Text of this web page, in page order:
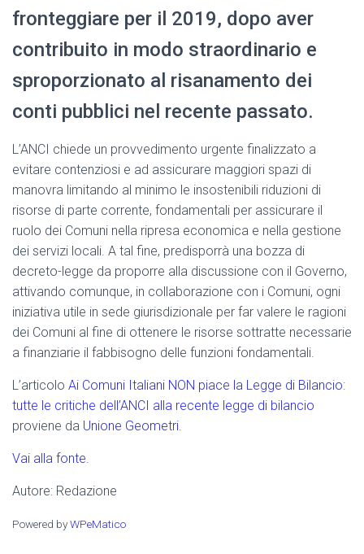
fronteggiare per il 2019, dopo aver
contribuito in modo straordinario e
sproporzionato al risanamento dei
conti pubblici nel recente passato.
L’ANCI chiede un provvedimento urgente finalizzato a
evitare contenziosi e ad assicurare maggiori spazi di
manovra limitando al minimo le insostenibili riduzioni di
risorse di parte corrente, fondamentali per assicurare il
ruolo dei Comuni nella ripresa economica e nella gestione
dei servizi locali. A tal fine, predisporrà una bozza di
decreto-legge da proporre alla discussione con il Governo,
attivando comunque, in collaborazione con i Comuni, ogni
iniziativa utile in sede giurisdizionale per far valere le ragioni
dei Comuni al fine di ottenere le risorse sottratte necessarie
a finanziarie il fabbisogno delle funzioni fondamentali.
L’articolo Ai Comuni Italiani NON piace la Legge di Bilancio:
tutte le critiche dell’ANCI alla recente legge di bilancio
proviene da Unione Geometri.
Vai alla fonte.
Autore: Redazione
Powered byWPeMatico